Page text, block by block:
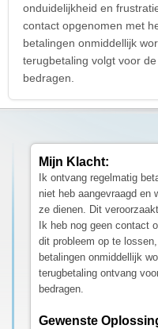
onduidelijkheid en
contact opgenomen met
betalingen onmiddellijk
terugbetaling volgt voor
bedragen.
Mijn Klacht:
Ik ontvang regelmatig
niet heb aangevraagd en
ze dienen. Dit
Ik heb nog geen contact
dit probleem op te
betalingen onmiddellijk
terugbetaling ontvang
bedragen.
Gewenste